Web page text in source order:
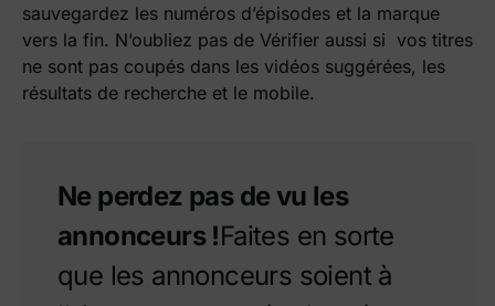
sauvegardez les numéros d’épisodes et la marque
vers la fin. N’oubliez pas de Vérifier aussi si vos titres
ne sont pas coupés dans les vidéos suggérées, les
résultats de recherche et le mobile.
Ne perdez pas de vu les
annonceurs !Faites en sorte
que les annonceurs soient à